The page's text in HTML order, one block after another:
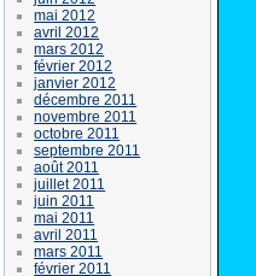
mai 2012
avril 2012
mars 2012
février 2012
janvier 2012
décembre 2011
novembre 2011
octobre 2011
septembre 2011
août 2011
juillet 2011
juin 2011
mai 2011
avril 2011
mars 2011
février 2011